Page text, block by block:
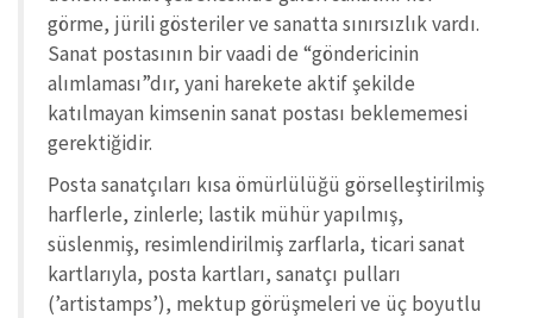
görme, jürili gösteriler ve sanatta sınırsızlık vardı.
Sanat postasının bir vaadi de “göndericinin
alımlaması”dır, yani harekete aktif şekilde
katılmayan kimsenin sanat postası beklememesi
gerektiğidir.
Posta sanatçıları kısa ömürlülüğü görselleştirilmiş
harflerle, zinlerle; lastik mühür yapılmış,
süslenmiş, resimlendirilmiş zarflarla, ticari sanat
kartlarıyla, posta kartları, sanatçı pulları
(’artistamps’), mektup görüşmeleri ve üç boyutlu